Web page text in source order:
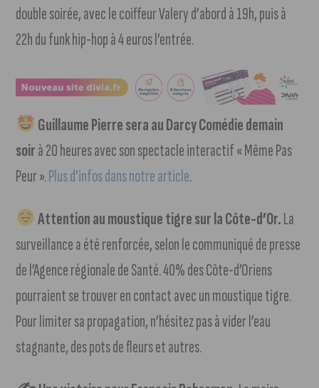
double soirée, avec le coiffeur Valery d’abord à 19h, puis à
22h du funk hip-hop à 4 euros l’entrée.
Guillaume Pierre sera au Darcy Comédie demain
soirà 20 heures avec son spectacle interactif « Même Pas
Peur ».Plus d’infos dans notre article.
Attention au moustique tigre sur la Côte-d’Or.La
surveillance a été renforcée, selon le communiqué de presse
de l’Agence régionale de Santé. 40% des Côte-d’Oriens
pourraient se trouver en contact avec un moustique tigre.
Pour limiter sa propagation, n’hésitez pas à vider l’eau
stagnante, des pots de fleurs et autres.